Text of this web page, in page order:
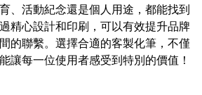
、活動紀念還是個人用途，都能找到
精心設計和印刷，可以有效提升品牌
的聯繫。選擇合適的客製化筆，不僅
讓每一位使用者感受到特別的價值！